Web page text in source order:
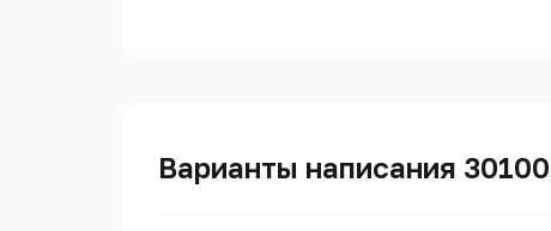
Варианты написания